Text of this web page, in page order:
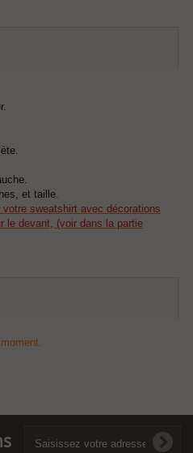
et taille.
sweatshirt avec décorations
le devant, (voir dans la partie